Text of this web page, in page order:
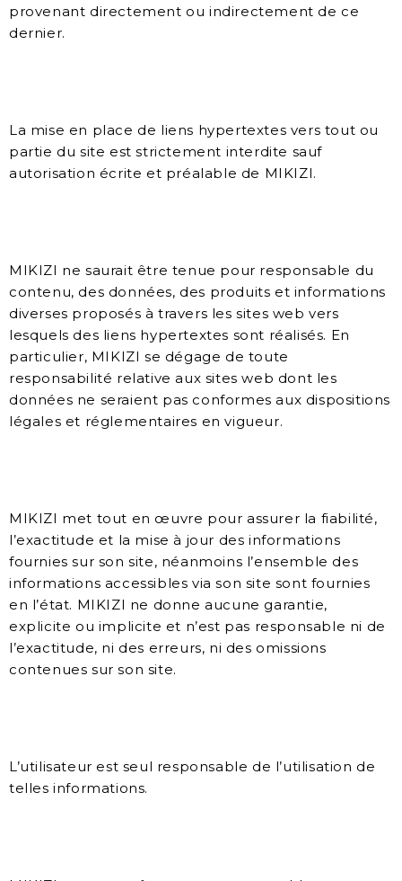
provenant directement ou indirectement de ce
dernier.
La mise en place de liens hypertextes vers tout ou
partie du site est strictement interdite sauf
autorisation écrite et préalable de MIKIZI.
MIKIZI ne saurait être tenue pour responsable du
contenu, des données, des produits et informations
diverses proposés à travers les sites web vers
lesquels des liens hypertextes sont réalisés. En
particulier, MIKIZI se dégage de toute
responsabilité relative aux sites web dont les
données ne seraient pas conformes aux dispositions
légales et réglementaires en vigueur.
MIKIZI met tout en œuvre pour assurer la fiabilité,
l’exactitude et la mise à jour des informations
fournies sur son site, néanmoins l’ensemble des
informations accessibles via son site sont fournies
en l’état. MIKIZI ne donne aucune garantie,
explicite ou implicite et n’est pas responsable ni de
l’exactitude, ni des erreurs, ni des omissions
contenues sur son site.
L’utilisateur est seul responsable de l’utilisation de
telles informations.